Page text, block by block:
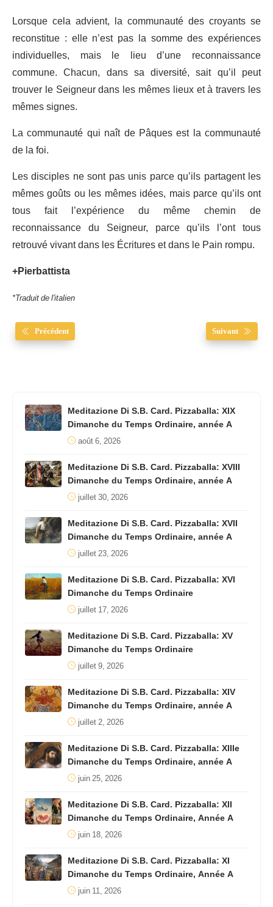
Lorsque cela advient, la communauté des croyants se
reconstitue : elle n’est pas la somme des expériences
individuelles, mais le lieu d’une reconnaissance
commune. Chacun, dans sa diversité, sait qu’il peut
trouver le Seigneur dans les mêmes lieux et à travers les
mêmes signes.
La communauté qui naît de Pâques est la communauté
de la foi.
Les disciples ne sont pas unis parce qu’ils partagent les
mêmes goûts ou les mêmes idées, mais parce qu’ils ont
tous fait l’expérience du même chemin de
reconnaissance du Seigneur, parce qu’ils l’ont tous
retrouvé vivant dans les Écritures et dans le Pain rompu.
+Pierbattista
*Traduit de l'italien
Précédent Suivant
Meditazione Di S.B. Card. Pizzaballa: XIX
Dimanche du Temps Ordinaire, année A
août 6, 2026
Meditazione Di S.B. Card. Pizzaballa: XVIII
Dimanche du Temps Ordinaire, année A
juillet 30, 2026
Meditazione Di S.B. Card. Pizzaballa: XVII
Dimanche du Temps Ordinaire, année A
juillet 23, 2026
Meditazione Di S.B. Card. Pizzaballa: XVI
Dimanche du Temps Ordinaire
juillet 17, 2026
Meditazione Di S.B. Card. Pizzaballa: XV
Dimanche du Temps Ordinaire
juillet 9, 2026
Meditazione Di S.B. Card. Pizzaballa: XIV
Dimanche du Temps Ordinaire, année A
juillet 2, 2026
Meditazione Di S.B. Card. Pizzaballa: XIIIe
Dimanche du Temps Ordinaire, année A
juin 25, 2026
Meditazione Di S.B. Card. Pizzaballa: XII
Dimanche du Temps Ordinaire, Année A
juin 18, 2026
Meditazione Di S.B. Card. Pizzaballa: XI
Dimanche du Temps Ordinaire, Année A
juin 11, 2026